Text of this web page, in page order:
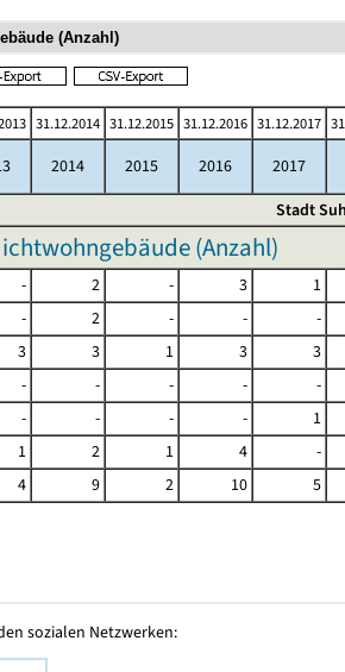
31.12.2014 31.12.2015 31.12.2016 31.12.2017
2014 2015 2016 2017
Stadt
(Anzahl)
- 2 - 3 1
- 2 - - -
3 3 1 3 3
- - - - -
- - - - 1
1 2 1 4 -
4 9 2 10 5
sozialen Netzwerken: